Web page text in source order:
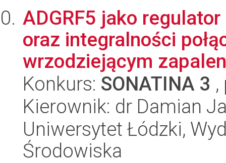
ADGRF5 jako
oraz integralności
wrzodziejącym
Konkurs: SONATINA 3
Kierownik: dr Damian
Uniwersytet Łódzki,
Środowiska